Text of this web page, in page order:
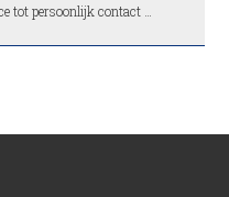
tot persoonlijk contact …